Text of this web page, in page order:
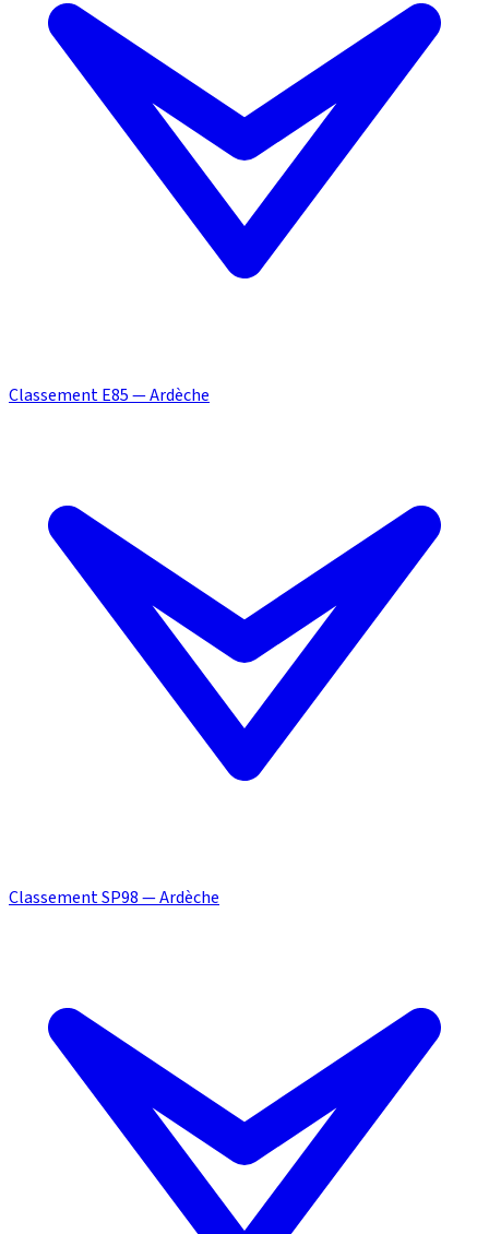
Classement E85 — Ardèche
Classement SP98 — Ardèche